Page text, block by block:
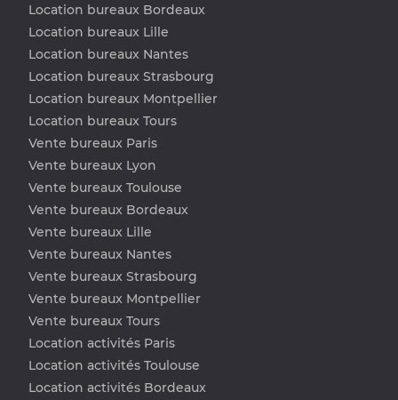
Location bureaux Bordeaux
Location bureaux Lille
Location bureaux Nantes
Location bureaux Strasbourg
Location bureaux Montpellier
Location bureaux Tours
Vente bureaux Paris
Vente bureaux Lyon
Vente bureaux Toulouse
Vente bureaux Bordeaux
Vente bureaux Lille
Vente bureaux Nantes
Vente bureaux Strasbourg
Vente bureaux Montpellier
Vente bureaux Tours
Location activités Paris
Location activités Toulouse
Location activités Bordeaux